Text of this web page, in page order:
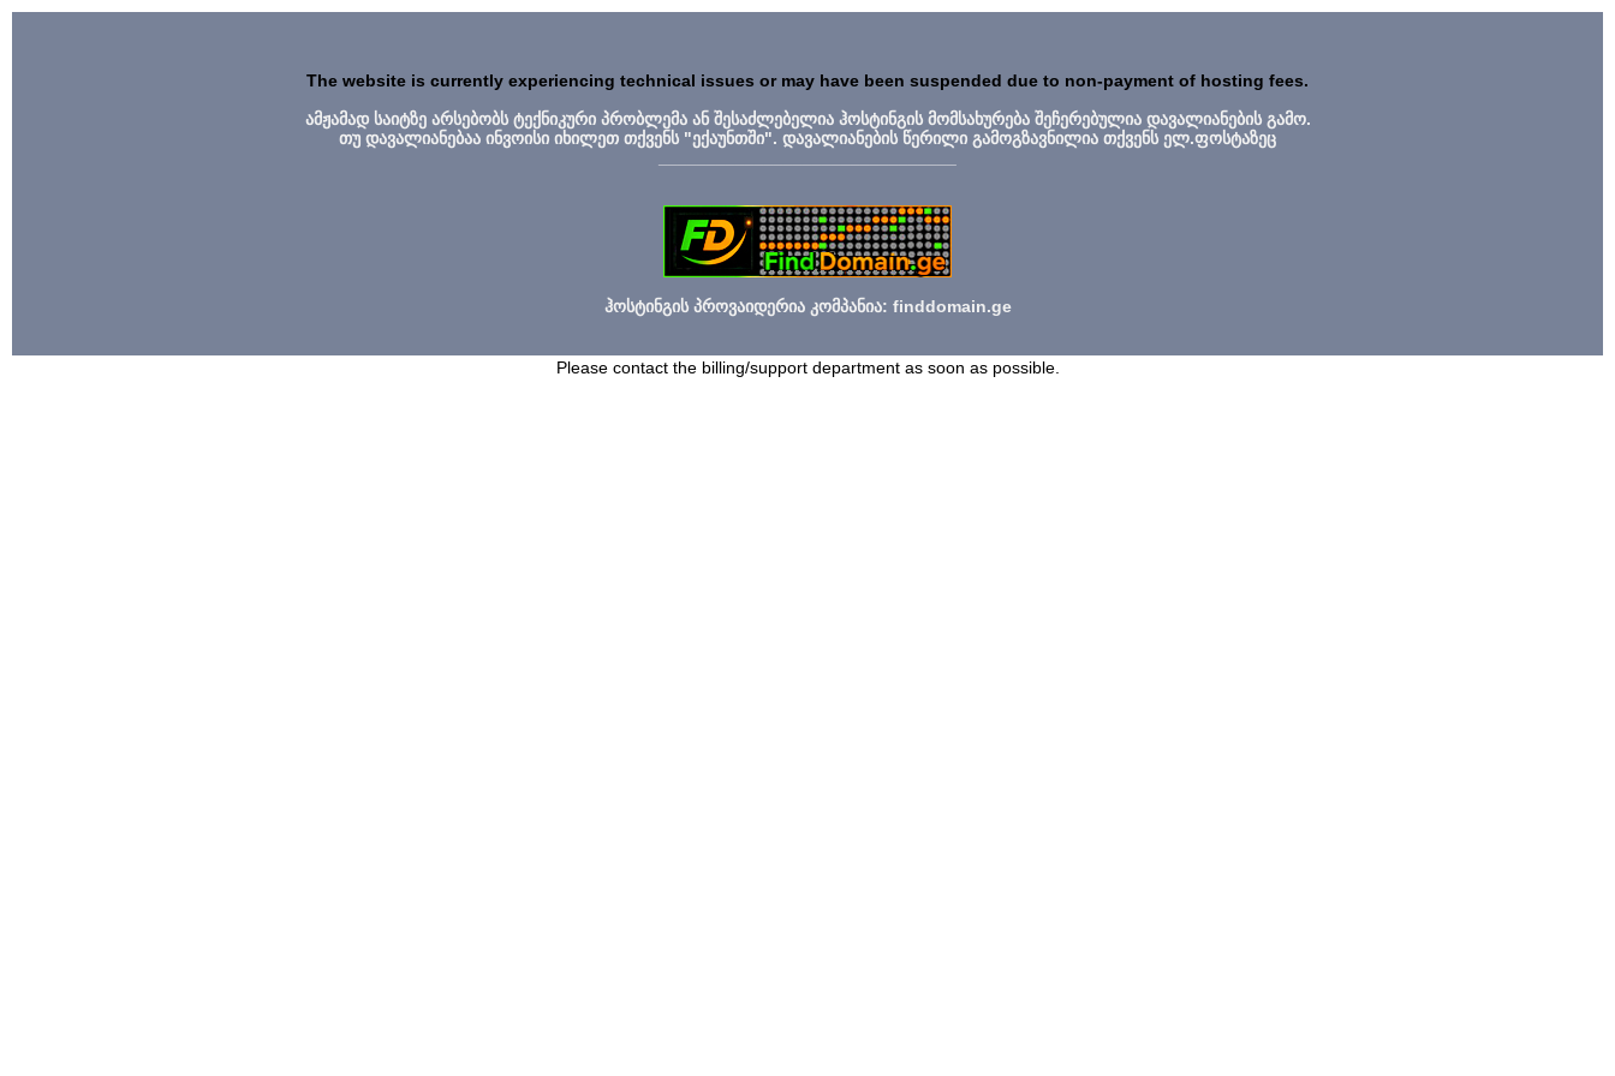
The website is currently experiencing technical issues or may have been suspended due to non-payment of hosting fees.
ამჟამად საიტზე არსებობს ტექნიკური პრობლემა ან შესაძლებელია ჰოსტინგის მომსახურება შეჩერებულია დავალიანების გამო.
თუ დავალიანებაა ინვოისი იხილეთ თქვენს "ექაუნთში". დავალიანების წერილი გამოგზავნილია თქვენს ელ.ფოსტაზეც
ჰოსტინგის პროვაიდერია კომპანია: finddomain.ge
Please contact the billing/support department as soon as possible.